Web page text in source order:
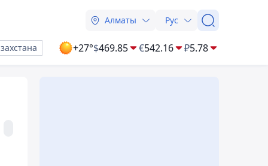
Алматы Рус
+27°$469.85 €542.16 ₽5.78